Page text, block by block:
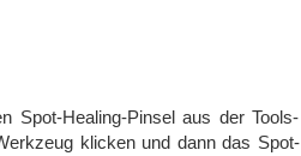
Spot-Healing-Pinsel aus der Tools-
klicken und dann das Spot-